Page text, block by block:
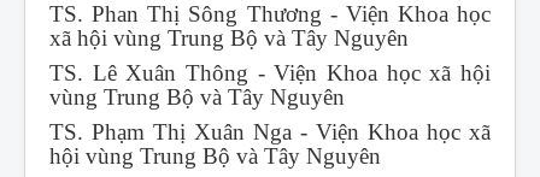
TS. Phan Thị Sông Thương - Viện Khoa học
xã hội vùng Trung Bộ và Tây Nguyên
TS. Lê Xuân Thông - Viện Khoa học xã hội
vùng Trung Bộ và Tây Nguyên
TS. Phạm Thị Xuân Nga - Viện Khoa học xã
hội vùng Trung Bộ và Tây Nguyên